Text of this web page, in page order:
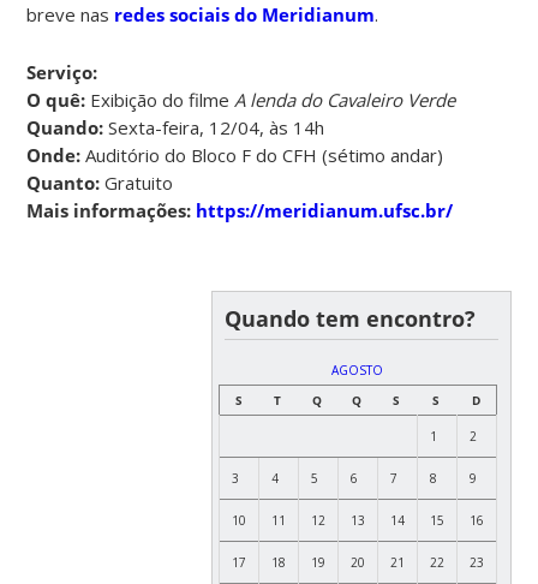
breve nas redes sociais do Meridianum.
Serviço:
O quê: Exibição do filme A lenda do Cavaleiro Verde
Quando: Sexta-feira, 12/04, às 14h
Onde:Auditório do Bloco F do CFH (sétimo andar)
Quanto:Gratuito
Mais informações: https://meridianum.ufsc.br/
Quando tem encontro?
AGOSTO
S
T Q Q S S D
1 2
3 4 5 6 7 8 9
10 11 12 13 14 15 16
17 18 19 20 21 22 23